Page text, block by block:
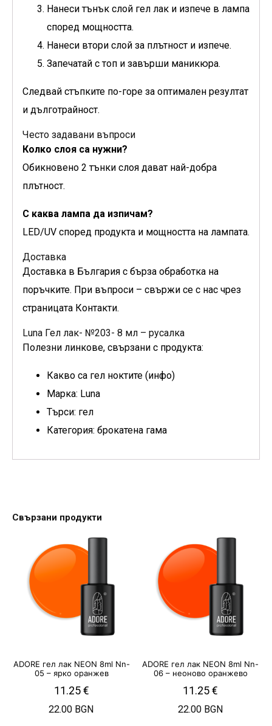
Нанеси тънък слой гел лак и изпече в лампа
според мощността.
Нанеси втори слой за плътност и изпече.
Запечатай с топ и завърши маникюра.
Следвай стъпките по-горе за оптимален резултат
и дълготрайност.
Често задавани въпроси
Колко слоя са нужни?
Обикновено 2 тънки слоя дават най-добра
плътност.
С каква лампа да изпичам?
LED/UV според продукта и мощността на лампата.
Доставка
Доставка в България с бърза обработка на
поръчките. При въпроси – свържи се с нас чрез
страницата Контакти.
Luna Гел лак- №203- 8 мл – русалка
Полезни линкове, свързани с продукта:
Какво са гел ноктите (инфо)
Марка: Luna
Търси: гел
Категория: брокатена гама
Свързани продукти
ADORE гел лак NEON 8ml Nn-
05 – ярко оранжев
11.25€
22.00 BGN
ADORE гел лак NEON 8ml Nn-
06 – неоново оранжево
11.25€
22.00 BGN